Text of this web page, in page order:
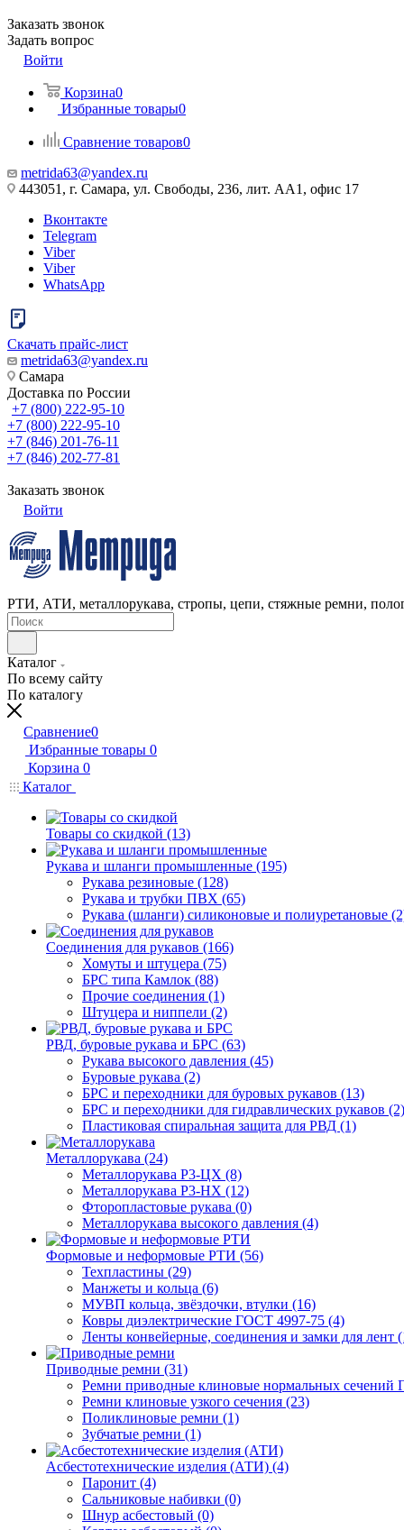
Заказать звонок
Задать вопрос
Войти
Корзина0
Избранные товары0
Сравнение товаров0
metrida63@yandex.ru
443051, г. Самара, ул. Свободы, 236, лит. АА1, офис 17
Вконтакте
Telegram
Viber
Viber
WhatsApp
Скачать прайс-лист
metrida63@yandex.ru
Самара
Доставка по России
+7 (800) 222-95-10
+7 (800) 222-95-10
+7 (846) 201-76-11
+7 (846) 202-77-81
Заказать звонок
Войти
РТИ, АТИ, металлорукава, стропы, цепи, стяжные ремни,
Каталог
По всему сайту
По каталогу
Сравнение0
Избранные товары 0
Корзина 0
Каталог
Товары со скидкой (13)
Рукава и шланги промышленные (195)
Рукава резиновые (128)
Рукава и трубки ПВХ (65)
Рукава (шланги) силиконовые и полиуретановые
Соединения для рукавов (166)
Хомуты и штуцера (75)
БРС типа Камлок (88)
Прочие соединения (1)
Штуцера и ниппели (2)
РВД, буровые рукава и БРС (63)
Рукава высокого давления (45)
Буровые рукава (2)
БРС и переходники для буровых рукавов (13)
БРС и переходники для гидравлических рукавов (2)
Пластиковая спиральная защита для РВД (1)
Металлорукава (24)
Металлорукава Р3-ЦХ (8)
Металлорукава Р3-НХ (12)
Фторопластовые рукава (0)
Металлорукава высокого давления (4)
Формовые и неформовые РТИ (56)
Техпластины (29)
Манжеты и кольца (6)
МУВП кольца, звёздочки, втулки (16)
Ковры диэлектрические ГОСТ 4997-75 (4)
Ленты конвейерные, соединения и замки для лент
Приводные ремни (31)
Ремни приводные клиновые нормальных сечений
Ремни клиновые узкого сечения (23)
Поликлиновые ремни (1)
Зубчатые ремни (1)
Асбестотехнические изделия (АТИ) (4)
Паронит (4)
Сальниковые набивки (0)
Шнур асбестовый (0)